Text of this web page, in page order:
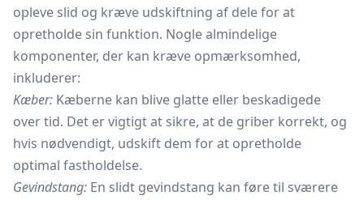
opleve slid og kræve udskiftning af dele for at
opretholde sin funktion. Nogle almindelige
komponenter, der kan kræve opmærksomhed,
inkluderer:
Kæber: Kæberne kan blive glatte eller beskadigede
over tid. Det er vigtigt at sikre, at de griber korrekt, og
hvis nødvendigt, udskift dem for at opretholde
optimal fastholdelse.
Gevindstang: En slidt gevindstang kan føre til sværere